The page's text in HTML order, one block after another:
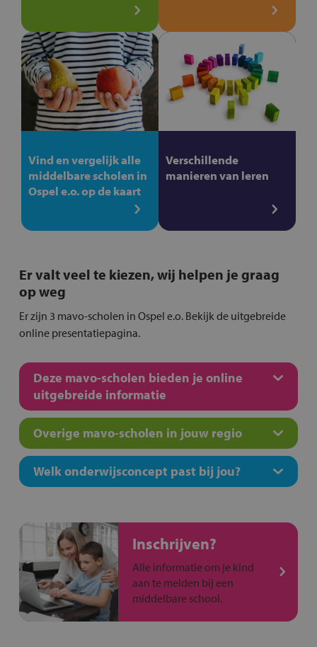
Vind en vergelijk alle
middelbare scholen in
Ospel e.o. op de kaart
Verschillende
manieren van leren
Er valt veel te kiezen, wij helpen je graag
op weg
Er zijn 3 mavo-scholen in Ospel e.o. Bekijk de uitgebreide
online presentatiepagina.
Deze mavo-scholen bieden je online
uitgebreide informatie
Overige mavo-scholen in jouw regio
Welk onderwijsconcept past bij jou?
Inschrijven?
Alle informatie om je kind
aan te melden bij een
middelbare school.